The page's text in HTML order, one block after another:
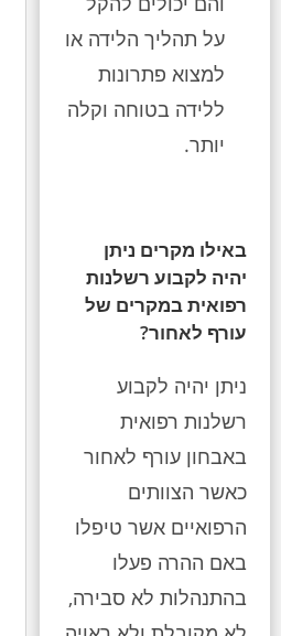
על תהליך הלידה או
למצוא פתרונות
ללידה בטוחה וקלה
יותר.
באילו מקרים ניתן
יהיה לקבוע רשלנות
רפואית במקרים של
עורף לאחור?
ניתן יהיה לקבוע
רשלנות רפואית
באבחון עורף לאחור
כאשר הצוותים
הרפואיים אשר טיפלו
באם ההרה פעלו
בהתנהלות לא סבירה,